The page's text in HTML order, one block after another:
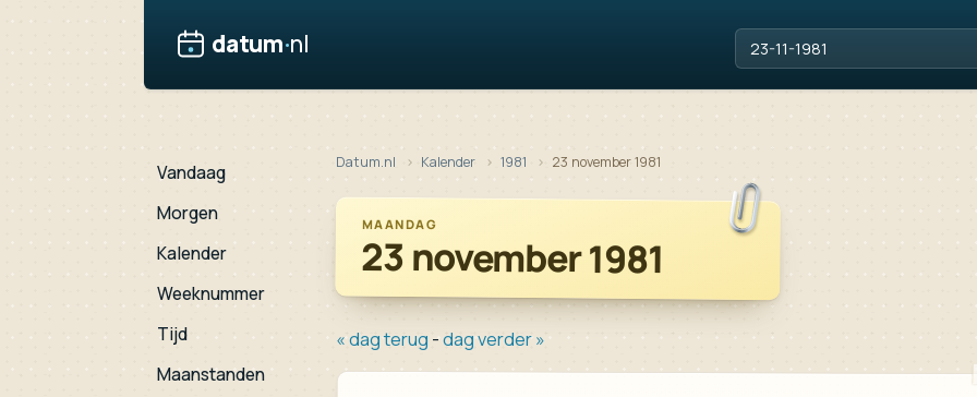
datum·nl
Vandaag
Morgen
Kalender
Weeknummer
Tijd
Maanstanden
Datum.nl Kalender 1981 23 november 1981
MAANDAG
23 november 1981
« dag terug -dag verder »